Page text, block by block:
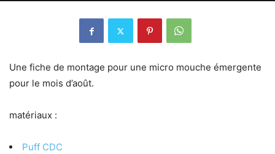
Une fiche de montage pour une micro mouche émergente
pour le mois d’août.
matériaux :
Puff CDC